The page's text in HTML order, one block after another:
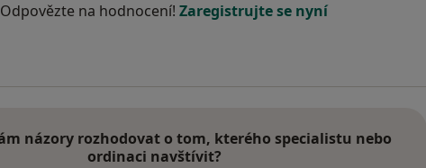
na hodnocení! Zaregistrujte se nyní
názory rozhodovat o tom, kterého specialistu nebo
ordinaci navštívit?